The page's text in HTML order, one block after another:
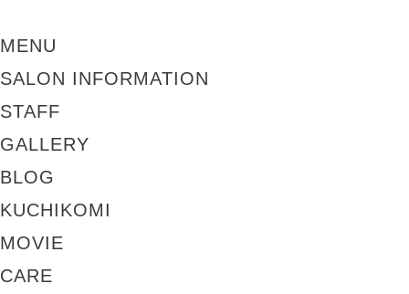
MENU
SALON INFORMATION
STAFF
GALLERY
BLOG
KUCHIKOMI
MOVIE
CARE